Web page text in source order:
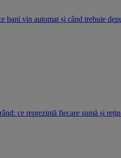
bani vin automat și când trebuie
ce reprezintă fiecare sumă și